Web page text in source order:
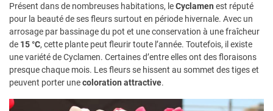
Présent dans de nombreuses habitations, leCyclamen est réputé
pour la beauté de ses fleurs surtout en période hivernale. Avec un
arrosage par bassinage du pot et une conservation à une fraîcheur
de 15 °C, cette plante peut fleurir toute l’année. Toutefois, il existe
une variété de Cyclamen. Certaines d’entre elles ont des floraisons
presque chaque mois. Les fleurs se hissent au sommet des tiges et
peuvent porter unecoloration attractive.